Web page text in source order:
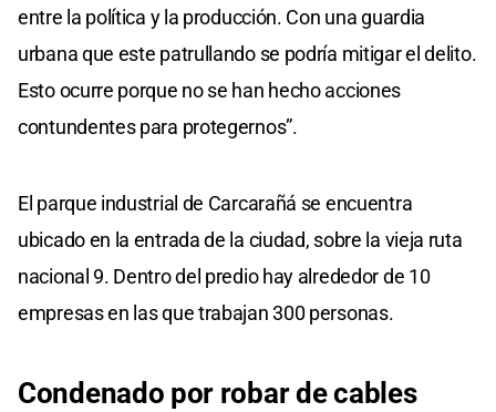
entre la política y la producción. Con una guardia
urbana que este patrullando se podría mitigar el delito.
Esto ocurre porque no se han hecho acciones
contundentes para protegernos”.
El parque industrial de Carcarañá se encuentra
ubicado en la entrada de la ciudad, sobre la vieja ruta
nacional 9. Dentro del predio hay alrededor de 10
empresas en las que trabajan 300 personas.
Condenado por robar de cables